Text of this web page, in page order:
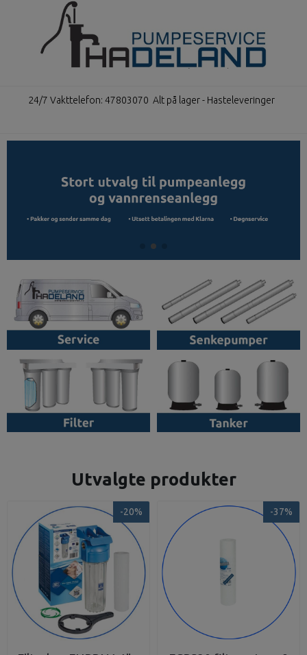
24/7 Vakttelefon: 47803070 Alt på lager - Hasteleveringer
Utvalgte produkter
-20% -37%